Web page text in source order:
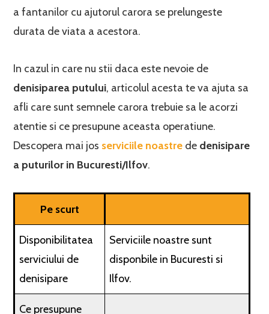
a fantanilor cu ajutorul carora se prelungeste
durata de viata a acestora.
In cazul in care nu stii daca este nevoie de
denisiparea putului, articolul acesta te va ajuta sa
afli care sunt semnele carora trebuie sa le acorzi
atentie si ce presupune aceasta operatiune.
Descopera mai jos serviciile noastre de denisipare
a puturilor in Bucuresti/Ilfov.
Pe scurt
Disponibilitatea
serviciului de
denisipare
Serviciile noastre sunt
disponbile in Bucuresti si
Ilfov.
Ce presupune